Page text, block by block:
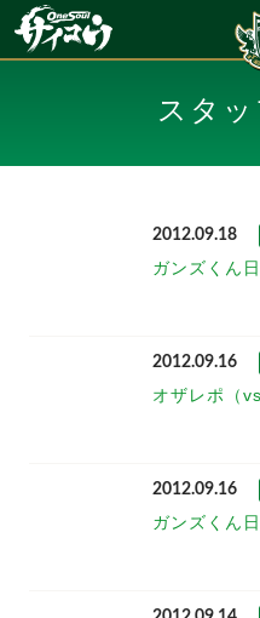
スタ
2012.09.18
ガンズくん
2012.09.16
オザレポ（
2012.09.16
ガンズくん